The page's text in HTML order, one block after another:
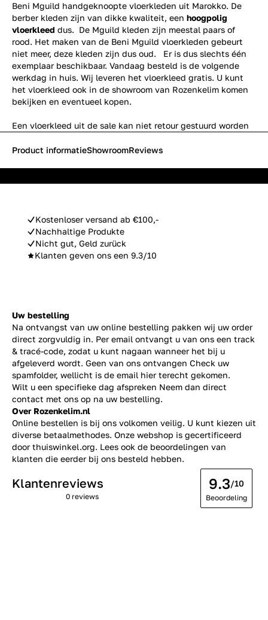
Beni Mguild handgeknoopte vloerkleden uit Marokko. De
berber kleden zijn van dikke kwaliteit, een hoogpolig
vloerkleed dus. De Mguild kleden zijn meestal paars of
rood. Het maken van de Beni Mguild vloerkleden gebeurt
niet meer, deze kleden zijn dus oud. Er is dus slechts één
exemplaar beschikbaar. Vandaag besteld is de volgende
werkdag in huis. Wij leveren het vloerkleed gratis. U kunt
het vloerkleed ook in de showroom van Rozenkelim komen
bekijken en eventueel kopen.
Een vloerkleed uit de sale kan niet retour gestuurd worden
Kostenloser versand ab €100,-
Nachhaltige Produkte
Nicht gut, Geld zurück
Klanten geven ons een 9.3/10
Product informatieShowroomReviews
Uw bestelling
Na ontvangst van uw online bestelling pakken wij uw order
direct zorgvuldig in. Per email ontvangt u van ons een track
& tracé-code, zodat u kunt nagaan wanneer het bij u
afgeleverd wordt. Geen van ons ontvangen Check uw
spamfolder, wellicht is de email hier terecht gekomen.
Wilt u een specifieke dag afspreken Neem dan direct
contact met ons op na uw bestelling.
Over Rozenkelim.nl
Online bestellen is bij ons volkomen veilig. U kunt kiezen uit
diverse betaalmethodes. Onze webshop is gecertificeerd
door thuiswinkel.org. Lees ook de beoordelingen van
klanten die eerder bij ons besteld hebben.
Klantenreviews
0 reviews
9.3/10
Beoordeling